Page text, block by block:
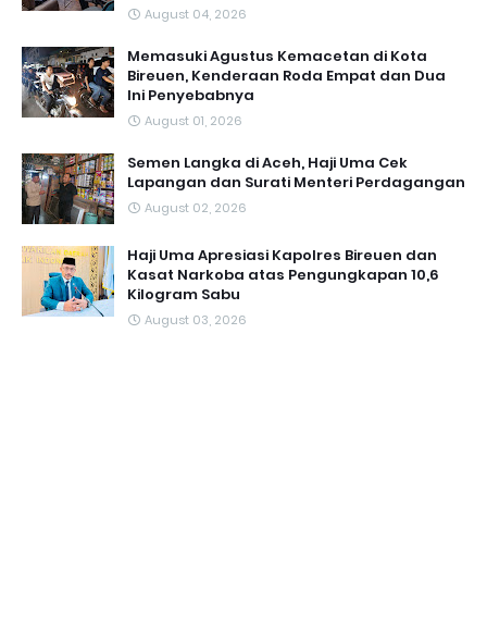
August 04, 2026
Memasuki Agustus Kemacetan di Kota
Bireuen, Kenderaan Roda Empat dan Dua
Ini Penyebabnya
August 01, 2026
Semen Langka di Aceh, Haji Uma Cek
Lapangan dan Surati Menteri Perdagangan
August 02, 2026
Haji Uma Apresiasi Kapolres Bireuen dan
Kasat Narkoba atas Pengungkapan 10,6
Kilogram Sabu
August 03, 2026